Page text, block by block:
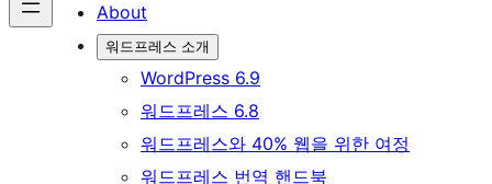
About
워드프레스 소개
WordPress 6.9
워드프레스 6.8
워드프레스와 40% 웹을 위한 여정
워드프레스 번역 핸드북